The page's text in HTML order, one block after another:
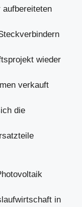
aufbereiteten
wieder
verkauft
die
in